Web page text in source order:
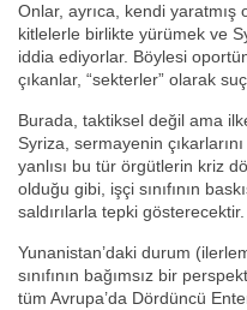
Onlar, ayrıca, kendi yaratmış
kitlelerle birlikte yürümek ve
iddia ediyorlar. Böylesi
çıkanlar, “sekterler” olarak
Burada, taktiksel değil ama
Syriza, sermayenin
yanlısı bu tür örgütlerin kriz
olduğu gibi, işçi sınıfının
saldırılarla tepki gösterecektir.
Yunanistan’daki durum
sınıfının bağımsız bir
tüm Avrupa’da Dördüncü